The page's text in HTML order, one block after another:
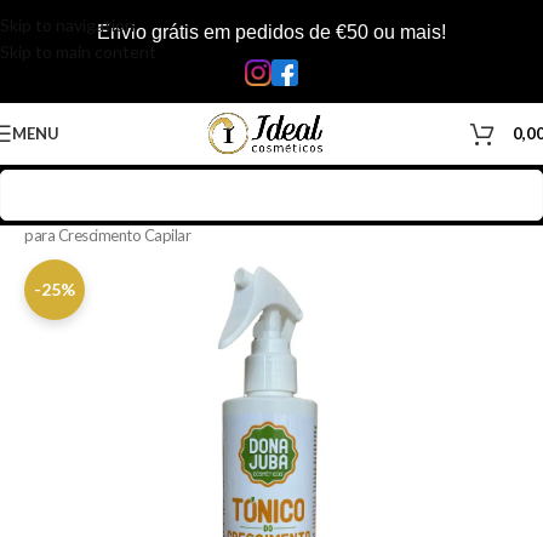
Skip to navigationEnvio grátis em pedidos de €50 ou mais!
MENU
para Crescimento Capilar
-25%